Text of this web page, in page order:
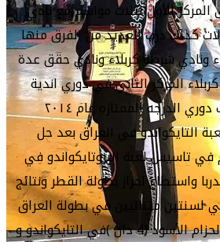
على المركز الأول لثلاث مواسم مع نادي
كذلك درب العديد من الفرق منها
ونادي شرطة كربلاء ونادي حقق عدة
المركز الثاني في دوري اندية
القطر وتاهل إلى مصاف دوري الدرجه الممتازه عام ٢٠١٤
التايكواندو في العراق بعد حل
في تاسيس لعبة البروتايكواندو في
مدربا واستطاع احراز بطولة القطر ونتائج
لسنتين متتاليين في بطولة العراق
حصل حسين مطر على الحزام الأسود (4 دان )في التايكواندو و